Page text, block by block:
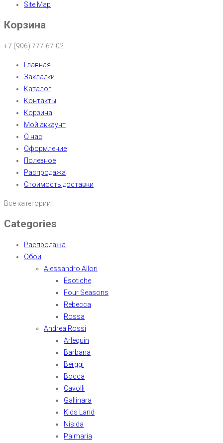
Site Map
Корзина
+7 (906) 777-67-02
Главная
Закладки
Каталог
Контакты
Корзина
Мой аккаунт
О нас
Оформление
Полезное
Распродажа
Стоимость доставки
Все категории
Categories
Распродажа
Обои
Alessandro Allori
Esotiche
Four Seasons
Rebecca
Rossa
Andrea Rossi
Arlequin
Barbana
Berggi
Bocca
Cavolli
Gallinara
Kids Land
Nisida
Palmaria